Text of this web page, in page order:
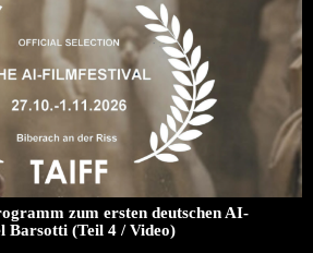
zum ersten deutschen AI-
Barsotti (Teil 4 / Video)